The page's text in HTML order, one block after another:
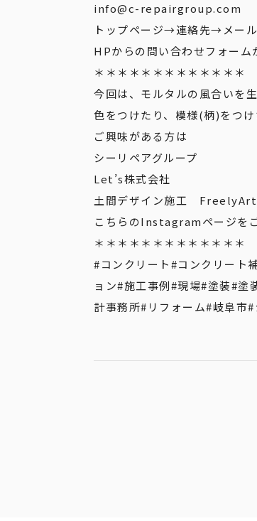
info@c-repairgroup.com
トップページ→連絡先→メール
HPからの問い合わせフォーム
＊＊＊＊＊＊＊＊＊＊＊＊＊
今回は、モルタルの風合いを
色をつけたり、模様(柄)をつけ
ご興味がある方は
シーリペアグループ
Let’s株式会社
土間デザイン施工
こちらのInstagramページを
＊＊＊＊＊＊＊＊＊＊＊＊＊
#コンクリート#コンクリート
ョン#施工事例#現場#塗装#塗
計事務所#リフォーム#岐阜市#